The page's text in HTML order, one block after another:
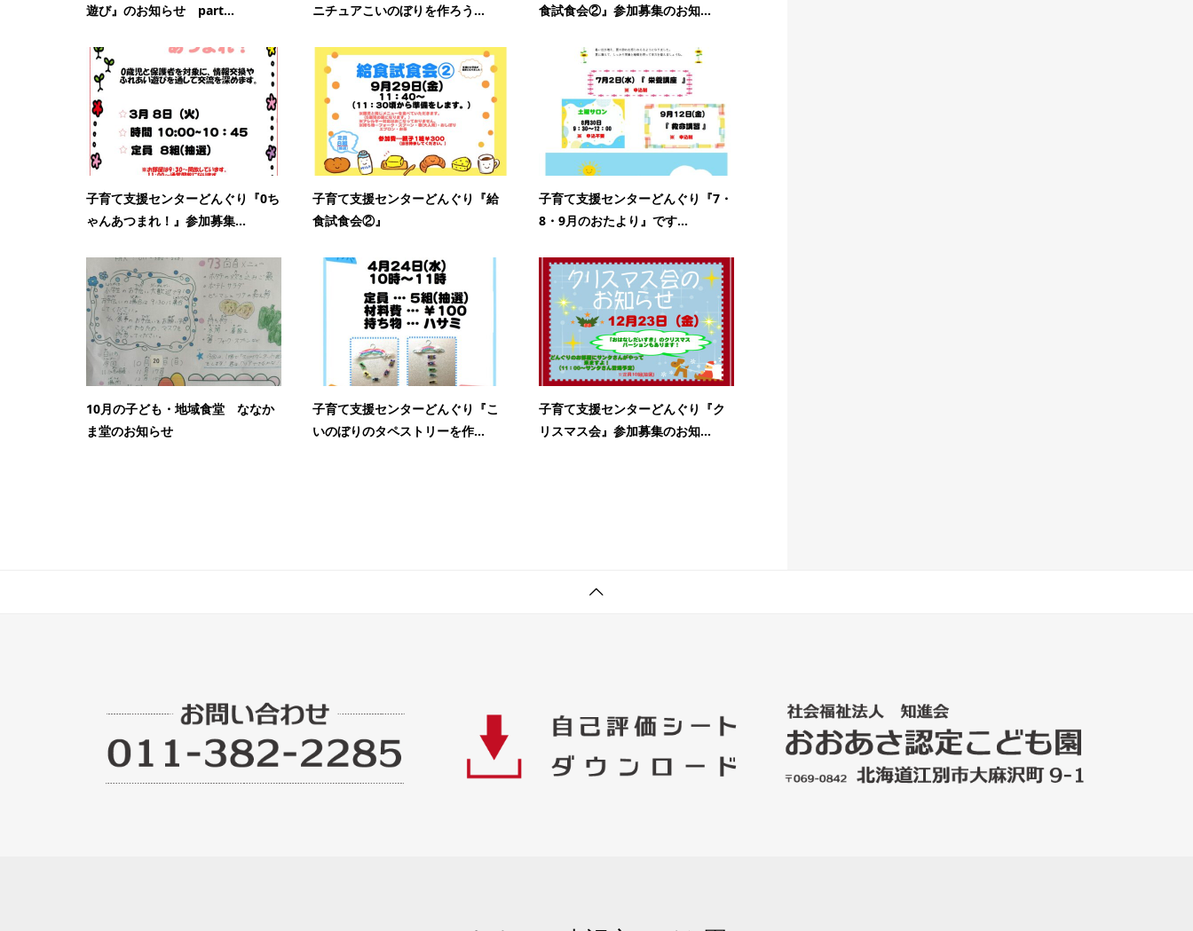
遊び』のお知らせ part...
ニチュアこいのぼりを作ろう...
食試食会②』参加募集のお知...
子育て支援センターどんぐり『0ち
ゃんあつまれ！』参加募集...
子育て支援センターどんぐり『給
食試食会②』
子育て支援センターどんぐり『7・
8・9月のおたより』です...
10月の子ども・地域食堂 ななか
ま堂のお知らせ
子育て支援センターどんぐり『こ
いのぼりのタペストリーを作...
子育て支援センターどんぐり『ク
リスマス会』参加募集のお知...